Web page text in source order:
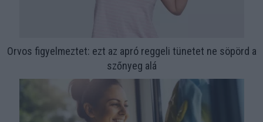
Orvos figyelmeztet: ezt az apró reggeli tünetet ne söpörd a
szőnyeg alá